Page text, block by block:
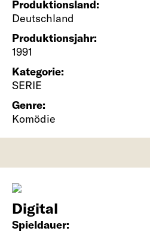
Produktionsland:
Deutschland
Produktionsjahr:
1991
Kategorie:
SERIE
Genre:
Komödie
Digital
Spieldauer: